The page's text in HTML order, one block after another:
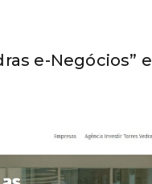
e-Negócios”